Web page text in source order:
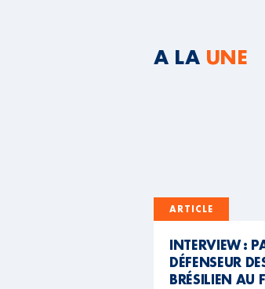
A LA UNE
ARTICLE
INTERVIEW :
DÉFENSEUR
BRÉSILIEN AU